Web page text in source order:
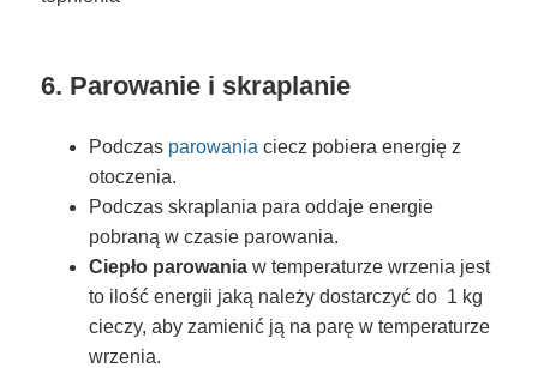
6. Parowanie i skraplanie
Podczas parowania ciecz pobiera energię z
otoczenia.
Podczas skraplania para oddaje energie
pobraną w czasie parowania.
Ciepło parowania w temperaturze wrzenia jest
to ilość energii jaką należy dostarczyć do 1 kg
cieczy, aby zamienić ją na parę w temperaturze
wrzenia.